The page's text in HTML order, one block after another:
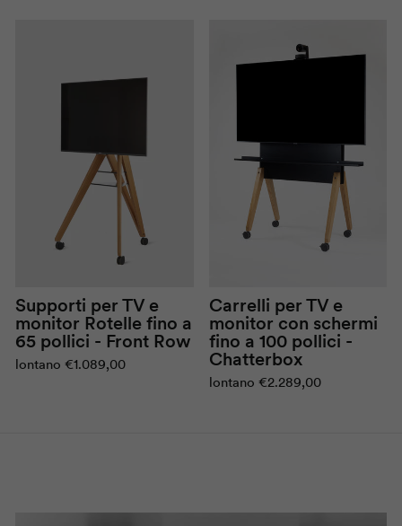
Supporti per TV e
monitor Rotellefino a
65 pollici - Front Row
lontano €1.089,00
Carrelli per TV e
monitor con schermi
fino a 100 pollici -
Chatterbox
lontano €2.289,00